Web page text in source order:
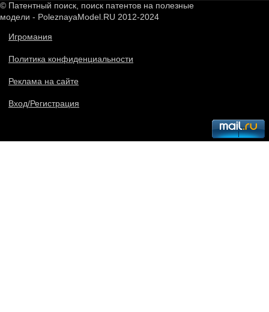
© Патентный поиск, поиск патентов на полезные
модели - PoleznayaModel.RU 2012-2024
Игромания
Политика конфиденциальности
Реклама на сайте
Вход/Регистрация